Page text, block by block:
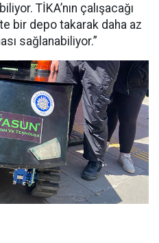
TİKA’nın çalışacağı
bir depo takarak daha az
sağlanabiliyor.”